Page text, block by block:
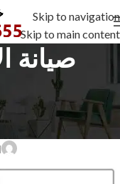
Skip to navigation
Skip to main content
صيانة
صيانة باساب بورسعيد